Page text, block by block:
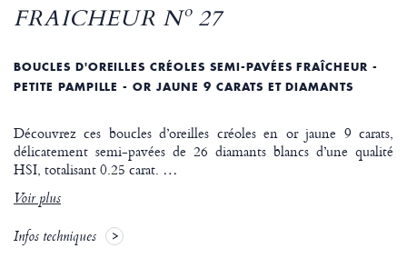
FRAICHEUR Nº 27
BOUCLES D'OREILLES CRÉOLES SEMI-PAVÉES FRAÎCHEUR -
PETITE PAMPILLE - OR JAUNE 9 CARATS ET DIAMANTS
Découvrez ces boucles d’oreilles créoles en or jaune 9 carats,
délicatement semi-pavées de 26 diamants blancs d’une qualité
HSI, totalisant 0.25 carat. …
Voir plus
Infos techniques